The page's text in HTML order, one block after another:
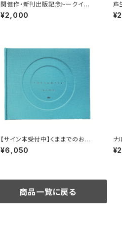
関健作・新刊出版記念トークイベ
ント録画視聴権
¥2,000
芦
芦
【サイン本受付中】くままでのおさ
らい〈特装新版〉
¥6,050
ナ
商品一覧に戻る